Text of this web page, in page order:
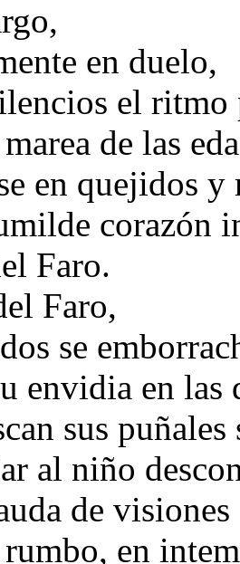
en duelo,
el ritmo
de las
en quejidos
corazón
Faro.
Faro,
se
envidia en las
sus puñales
al niño
de visiones
en